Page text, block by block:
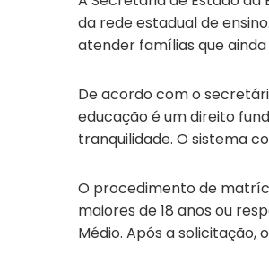
da rede estadual de
atender famílias que
De acordo com o
educação é um direito
tranquilidade. O sistema
O procedimento de
maiores de 18 anos ou
Médio. Após a